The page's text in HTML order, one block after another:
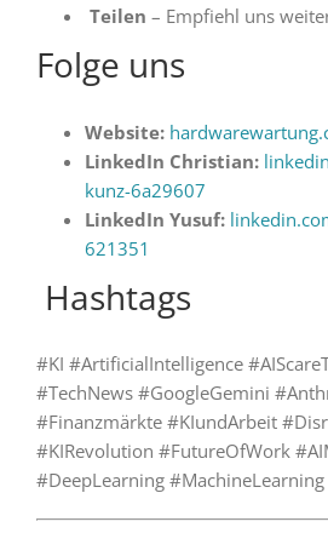
Teilen – Empfiehl uns
Folge uns
Website:
LinkedIn Christian:
kunz-6a29607
LinkedIn Yusuf:
621351
️ Hashtags
#KI #ArtificialIntelligence
#TechNews #GoogleGemini
#Finanzmärkte #KIundArbeit
#KIRevolution #FutureOfWork
#DeepLearning